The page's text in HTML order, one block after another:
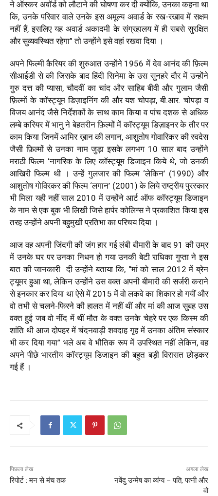
ने ऑस्कर अवॉर्ड को लौटाने की घोषणा कर दी क्योंकि, उनका कहना था
कि, उनके परिवार वाले उनके इस अमूल्य अवार्ड के रख-रखाव में सक्षम
नहीं हैं, इसलिए यह अवार्ड अकादमी के संग्रहालय में ही सबसे सुरक्षित
और सुव्यवस्थित रहेगा” तो उन्होंने इसे वहां रखवा दिया ।
अपने फिल्मी कैरियर की शुरुआत उन्होंने 1956 में देव आनंद की फ़िल्म
सीआईडी से की जिसके बाद हिंदी सिनेमा के उस सुनहरे दौर में उन्होंने
गुरु दत्त की प्यासा, चौदवीं का चांद और साहिब बीवी और गुलाम जैसी
फ़िल्मों के कॉस्ट्यूम डिज़ाइनिंग की और यश चोपड़ा, बी.आर. चोपड़ा व
विजय आनंद जैसे निर्देशकों के साथ काम किया व पांच दशक से अधिक
लम्बे करियर में भानु ने बेहतरीन फ़िल्मों में कॉस्ट्यूम डिज़ाइनर के तौर पर
काम किया जिनमें आमिर ख़ान की लगान, आशुतोष गोवारिकर की स्वदेस
जैसी फ़िल्मों से उनका नाम जुड़ा इसके लगभग 10 साल बाद उन्होंने
मराठी फिल्म ‘नागरिक के लिए कॉस्ट्यूम डिजाइन किये थे, जो उनकी
आखिरी फिल्म थी । उन्हें गुलजार की फिल्म ‘लेकिन’ (1990) और
आशुतोष गोविरकर की फिल्म ‘लगान’ (2001) के लिये राष्ट्रीय पुरस्कार
भी मिला यही नहीं साल 2010 में उन्होंने आर्ट ऑफ कॉस्ट्यूम डिजाइन
के नाम से एक बुक भी लिखी जिसे हार्पर कोलिन्स ने प्रकाशित किया इस
तरह उन्होंने अपनी बहुमुखी प्रतिभा का परिचय दिया ।
आज वह अपनी जिंदगी की जंग हार गई लंबी बीमारी के बाद 91 की उम्र
में उनके घर पर उनका निधन हो गया उनकी बेटी राधिका गुप्ता ने इस
बात की जानकारी दी उन्होंने बताया कि, “मां को साल 2012 में ब्रेन
ट्यूमर हुआ था, लेकिन‌ उन्होंने उस वक्त अपनी बीमारी की सर्जरी कराने
से इनकार कर दिया था ऐसे में 2015 में वो लकवे का शिकार हो गयीं और
वो तभी से चलने-फिरने की हालत में नहीं थीं और मां की आज सुबह उस
वक्त हुई जब वो नींद में थीं मौत के वक्त उनके चेहरे पर एक किस्म की
शांति थी आज दोपहर में चंदनवाड़ी शवदाह गृह में उनका अंतिम संस्कार
भी कर दिया गया” भले अब वे भौतिक रूप में उपस्थित नहीं लेकिन, वह
अपने पीछे भारतीय कॉस्ट्यूम डिजाइन की बहुत बड़ी विरासत छोड़कर
गई हैं ।
पिछला लेख
रिपोर्ट : मन से मंच तक
अगला लेख
नवेंदु उन्मेष का व्यंग्य – पति, पत्नी और
वो